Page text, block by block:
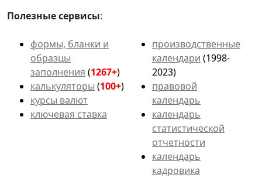
Полезные сервисы:
формы, бланки и
образцы
заполнения (1267+)
калькуляторы (100+)
курсы валют
ключевая ставка
производственные
календари (1998-
2023)
правовой
календарь
календарь
статистической
отчетности
календарь
кадровика